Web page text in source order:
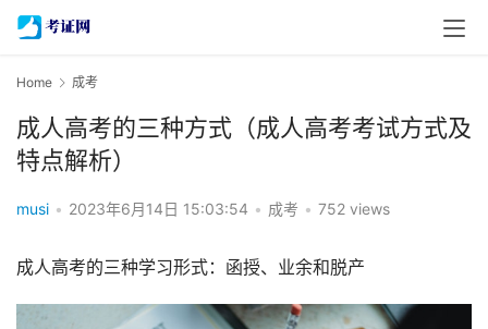
Home 成考
成人高考的三种方式（成人高考考试方式及
特点解析）
musi • 2023年6月14日 15:03:54 • 成考 • 752 views
成人高考的三种学习形式：函授、业余和脱产